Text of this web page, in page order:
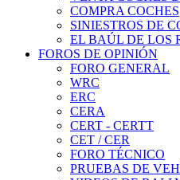
NUEVO ANUNCIO
Inicio
Piezas de Competición
Motores
Gsxr 750 k7